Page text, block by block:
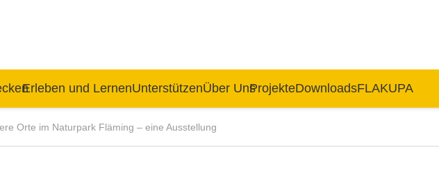
Erleben und LernenUnterstützenÜber UnsProjekteDownloadsFLAKUPA
Orte im Naturpark Fläming – eine Ausstellung